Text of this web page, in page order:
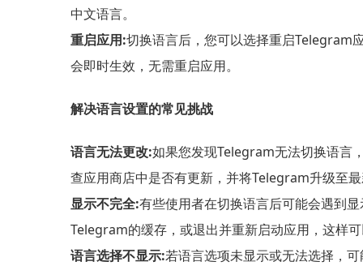
中文语言。
重启应用:切换语言后，您可以选择重启Telegram
会即时生效，无需重启应用。
解决语言设置的常见挑战
语言无法更改:如果您发现Telegram无法切换语言
查应用商店中是否有更新，并将Telegram升级至
显示不完全:有些使用者在切换语言后可能会遇到
Telegram的缓存，或退出并重新启动应用，这样
语言选择不显示:若语言选项未显示或无法选择，